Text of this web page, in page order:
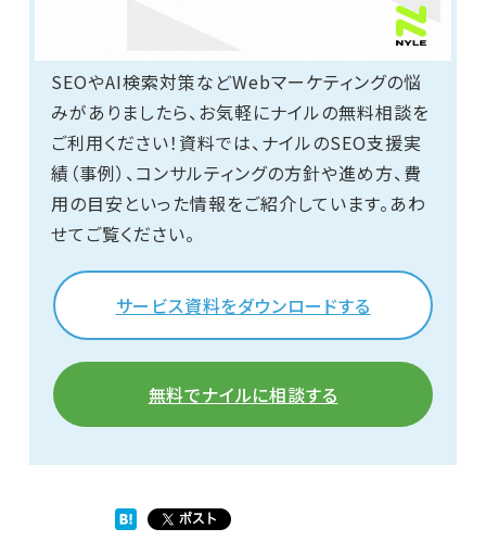
SEOやAI検索対策などWebマーケティングの悩
みがありましたら、お気軽にナイルの無料相談を
ご利用ください！資料では、ナイルのSEO支援実
績（事例）、コンサルティングの方針や進め方、費
用の目安といった情報をご紹介しています。あわ
せてご覧ください。
サービス資料をダウンロードする
無料でナイルに相談する